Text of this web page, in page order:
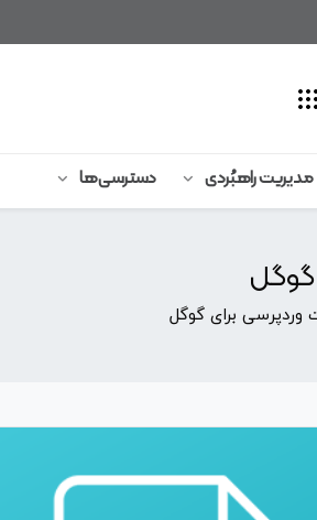
مدیریت راهبُردی دسترسی‌ها
گوگل
برای گوگل